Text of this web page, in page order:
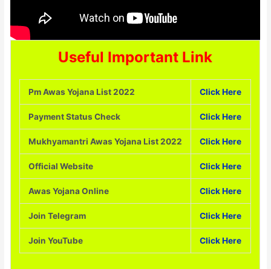
Useful Important Link
Pm Awas Yojana List 2022 Click Here
Payment Status Check Click Here
Mukhyamantri Awas Yojana List 2022 Click Here
Official Website Click Here
Awas Yojana Online Click Here
Join Telegram Click Here
Join YouTube Click Here